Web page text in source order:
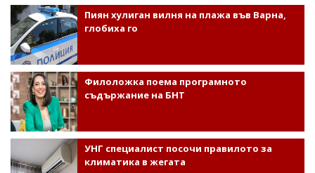
Пиян хулиган вилня на плажа във Варна,
глобиха го
Филоложка поема програмното
съдържание на БНТ
УНГ специалист посочи правилото за
климатика в жегата